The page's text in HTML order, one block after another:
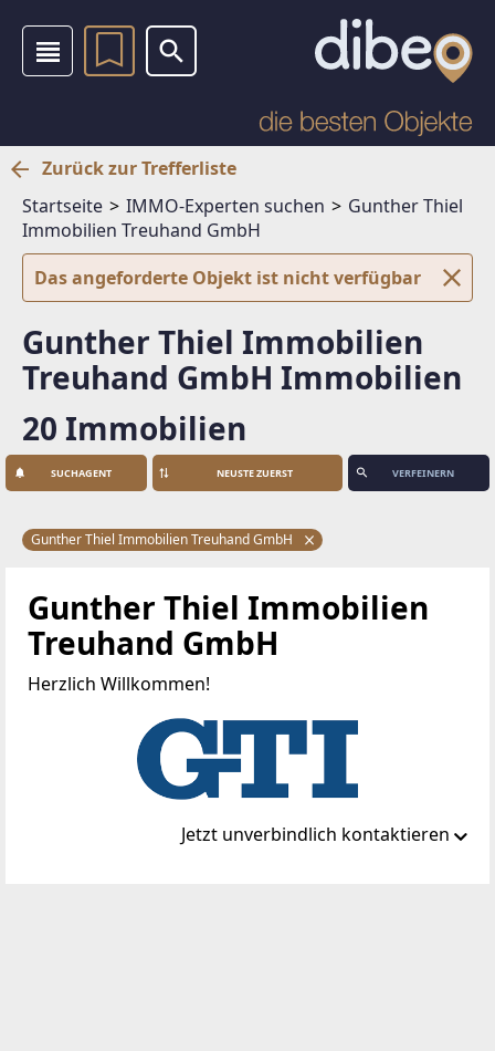
Zurück zur Trefferliste
Startseite
IMMO-Experten suchen
Gunther Thiel
Immobilien Treuhand GmbH
Das angeforderte Objekt ist nicht verfügbar
Gunther Thiel Immobilien
Treuhand GmbH Immobilien
20 Immobilien
SUCHAGENT VERFEINERN
Gunther Thiel Immobilien Treuhand GmbH
Gunther Thiel Immobilien
Treuhand GmbH
Herzlich Willkommen!
Jetzt unverbindlich kontaktieren